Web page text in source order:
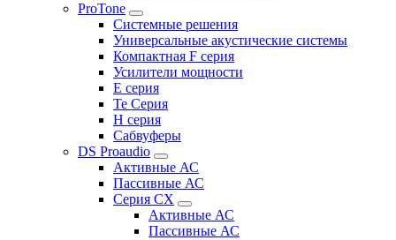
ProTone
Системные решения
Универсальные акустические системы
Компактная F серия
Усилители мощности
E серия
Te Серия
H серия
Сабвуферы
DS Proaudio
Активные АС
Пассивные АС
Серия CX
Активные АС
Пассивные АС